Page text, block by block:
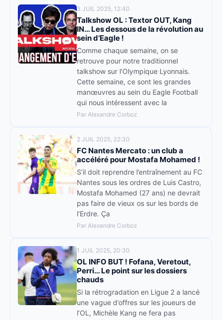
3 JUIL 2025, 12:40
Talkshow OL : Textor OUT, Kang
IN… Les dessous de la révolution au
sein d’Eagle !
Comme chaque semaine, on se
retrouve pour notre traditionnel
talkshow sur l’Olympique Lyonnais.
Cette semaine, ce sont les grandes
manœuvres au sein du Eagle Football
qui nous intéressent avec la
Par Alexandre Corboz
2 JUIL 2025, 22:30
FC Nantes Mercato : un club a
accéléré pour Mostafa Mohamed !
S’il doit reprendre l’entraînement au FC
Nantes sous les ordres de Luis Castro,
Mostafa Mohamed (27 ans) ne devrait
pas faire de vieux os sur les bords de
l’Erdre. Ça
Par Alexandre Corboz
1 JUIL 2025, 20:30
OL INFO BUT ! Fofana, Veretout,
Perri… Le point sur les dossiers
chauds
Si la rétrogradation en Ligue 2 a lancé
une vague d’offres sur les joueurs de
l’OL, Michèle Kang ne fera pas